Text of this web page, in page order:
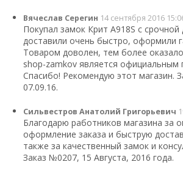
Вячеслав Серегин 14 сентября 2016
Покупал замок Крит A918S с срочной
доставили очень быстро, оформили
Товаром доволен, тем более
shop-zamkov является
Спасибо! Рекомендую этот магазин.
07.09.16.
Сильвестров Анатолий Григорьевич
Благодарю работников магазина за
оформление заказа и быструю
также за качественный замок и
Заказ №0207, 15 Августа, 2016 года.